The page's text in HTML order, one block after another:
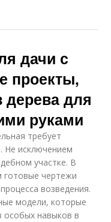
дачи с
проекты,
дерева для
руками
требует
Не исключением
участке. В
готовые чертежи
возведения.
модели, которые
особых навыков в